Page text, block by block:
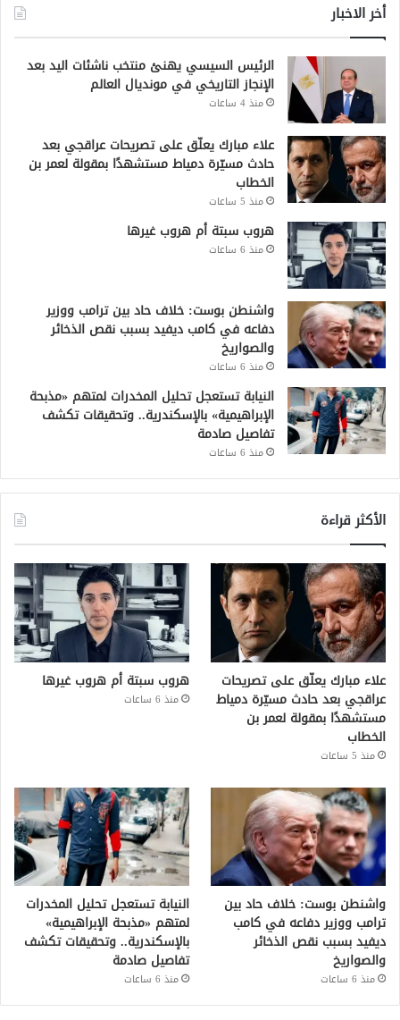
أخر الاخبار
الرئيس السيسي يهنئ منتخب ناشئات اليد بعد
الإنجاز التاريخي في مونديال العالم
منذ 4 ساعات
علاء مبارك يعلّق على تصريحات عراقجي بعد
حادث مسيّرة دمياط مستشهدًا بمقولة لعمر بن
الخطاب
منذ 5 ساعات
هروب سبتة أم هروب غيرها
منذ 6 ساعات
واشنطن بوست: خلاف حاد بين ترامب ووزير
دفاعه في كامب ديفيد بسبب نقص الذخائر
والصواريخ
منذ 6 ساعات
النيابة تستعجل تحليل المخدرات لمتهم «مذبحة
الإبراهيمية» بالإسكندرية.. وتحقيقات تكشف
تفاصيل صادمة
منذ 6 ساعات
الأكثر قراءة
علاء مبارك يعلّق على تصريحات
عراقجي بعد حادث مسيّرة دمياط
مستشهدًا بمقولة لعمر بن
الخطاب
منذ 5 ساعات
هروب سبتة أم هروب غيرها
منذ 6 ساعات
واشنطن بوست: خلاف حاد بين
ترامب ووزير دفاعه في كامب
ديفيد بسبب نقص الذخائر
والصواريخ
منذ 6 ساعات
النيابة تستعجل تحليل المخدرات
لمتهم «مذبحة الإبراهيمية»
بالإسكندرية.. وتحقيقات تكشف
تفاصيل صادمة
منذ 6 ساعات